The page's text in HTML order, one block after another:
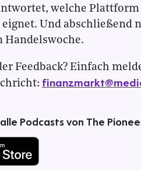
welche
Und abschließend
Handelswoche.
Feedback? Einfach
Podcasts von The